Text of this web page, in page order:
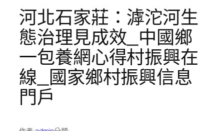
河北石家莊：滹沱河生
態治理見成效_中國鄉
一包養網心得村振興在
線_國家鄉村振興信息
門戶